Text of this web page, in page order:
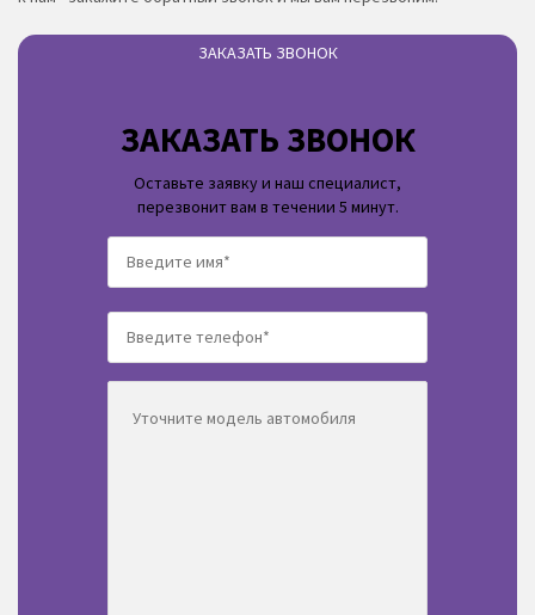
ЗАКАЗАТЬ ЗВОНОК
ЗАКАЗАТЬ ЗВОНОК
Оставьте заявку и наш специалист,
перезвонит вам в течении 5 минут.